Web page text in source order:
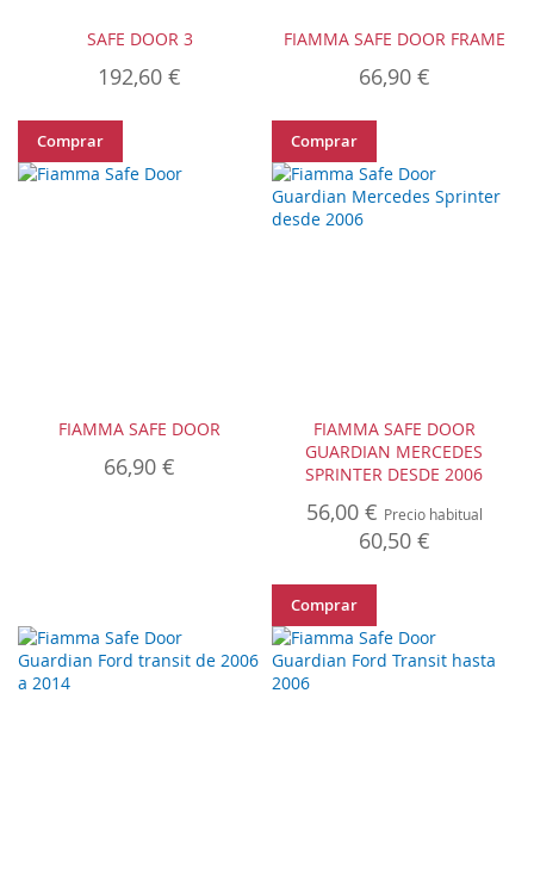
SAFE DOOR 3
192,60 €
Comprar
FIAMMA SAFE DOOR FRAME
66,90 €
Comprar
FIAMMA SAFE DOOR
66,90 €
FIAMMA SAFE DOOR
GUARDIAN MERCEDES
SPRINTER DESDE 2006
Precio
especial
56,00 € Precio habitual
60,50 €
Comprar